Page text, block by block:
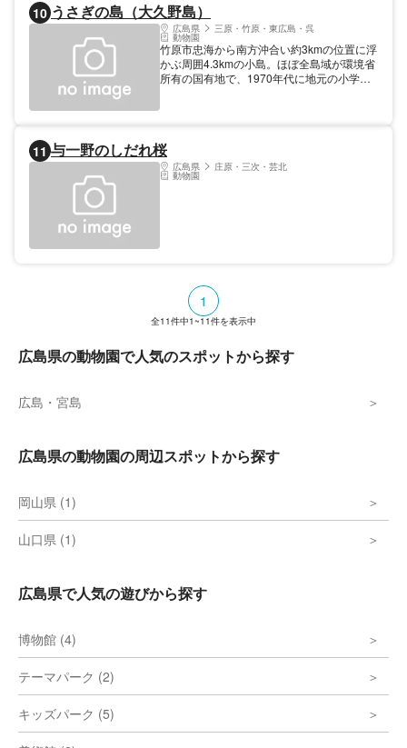
10 うさぎの島（大久野島）
広島県 三原・竹原・東広島・呉
動物園
竹原市忠海から南方沖合い約3kmの位置に浮
かぶ周囲4.3kmの小島。ほぼ全島域が環境省
所有の国有地で、1970年代に地元の小学校
して海外からの観光客も多数訪れている。島
には「休暇村大久野島」が置かれるほか、太
平洋戦争時には島で毒ガスを製造していた時
11 与一野のしだれ桜
広島県 庄原・三次・芸北
動物園
1
全11件中1~11件を表示中
広島県の動物園で人気のスポットから探す
広島・宮島
広島県の動物園の周辺スポットから探す
岡山県 (1)
山口県 (1)
広島県で人気の遊びから探す
博物館 (4)
テーマパーク (2)
キッズパーク (5)